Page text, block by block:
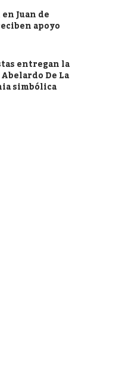
Juan de
apoyo
entregan la
De La
simbólica